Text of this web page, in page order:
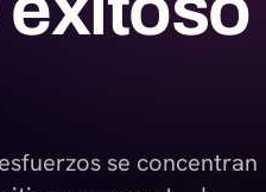
se concentran